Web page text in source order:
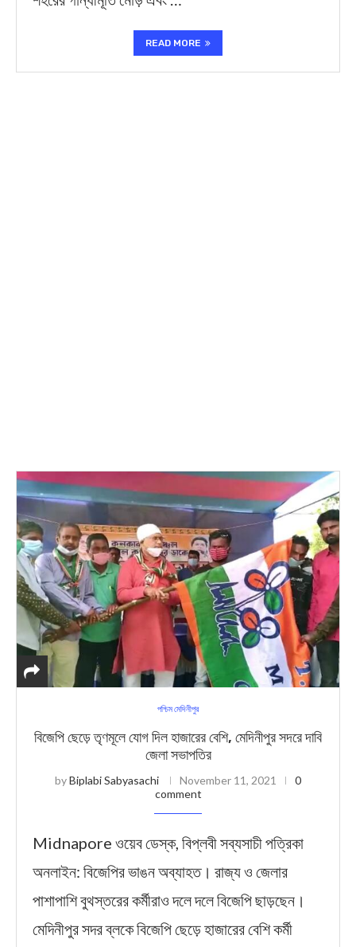
READ MORE
পশ্চিম মেদিনীপুর
​বিজেপি ছেড়ে তৃণমূলে যোগ দিল হাজারের বেশি, মেদিনীপুর সদরে দাবি
জেলা সভাপতির
byBiplabi Sabyasachi November 11, 2021
0
comment
Midnapore ওয়েব ডেস্ক, বিপ্লবী সব্যসাচী পত্রিকা
অনলাইন: বিজেপির ভাঙন অব্যাহত। রাজ্য ও জেলার
পাশাপাশি বুথস্তরের কর্মীরাও দলে দলে বিজেপি ছাড়ছেন।
মেদিনীপুর সদর ব্লকে বিজেপি ছেড়ে হাজারের বেশি কর্মী